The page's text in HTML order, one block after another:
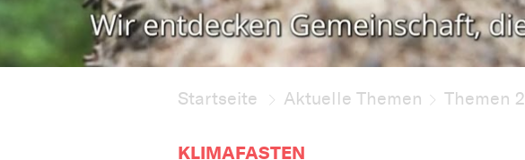
Startseite Aktuelle Themen Themen
KLIMAFASTEN